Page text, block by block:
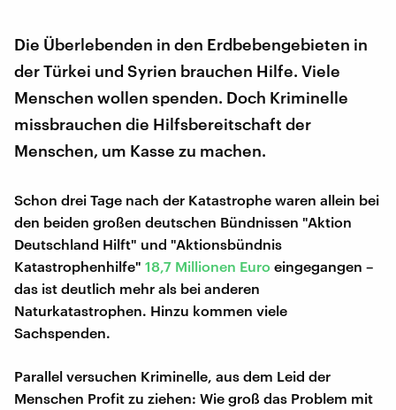
Die Überlebenden in den Erdbebengebieten in
der Türkei und Syrien brauchen Hilfe. Viele
Menschen wollen spenden. Doch Kriminelle
missbrauchen die Hilfsbereitschaft der
Menschen, um Kasse zu machen.
Schon drei Tage nach der Katastrophe waren allein bei
den beiden großen deutschen Bündnissen "Aktion
Deutschland Hilft" und "Aktionsbündnis
Katastrophenhilfe" 18,7 Millionen Euro eingegangen –
das ist deutlich mehr als bei anderen
Naturkatastrophen. Hinzu kommen viele
Sachspenden.
Parallel versuchen Kriminelle, aus dem Leid der
Menschen Profit zu ziehen: Wie groß das Problem mit